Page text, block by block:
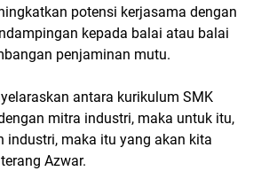
potensi kerjasama dengan
kepada balai atau balai
penjaminan mutu.
antara kurikulum SMK
mitra industri, maka untuk itu,
industri, maka itu yang akan kita
Azwar.